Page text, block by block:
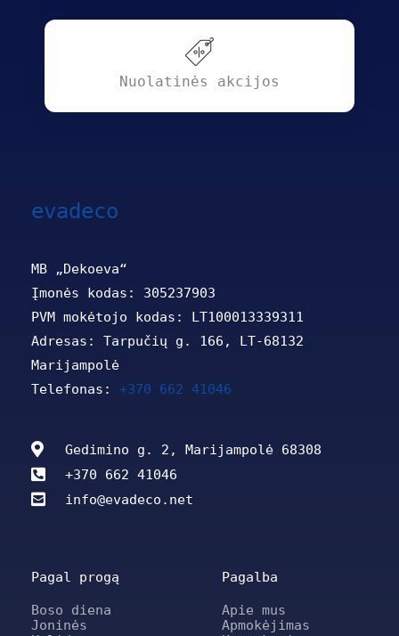
Nuolatinės akcijos
evadeco
MB „Dekoeva“
Įmonės kodas: 305237903
PVM mokėtojo kodas: LT100013339311
Adresas: Tarpučių g. 166, LT-68132
Marijampolė
Telefonas: +370 662 41046
Gedimino g. 2, Marijampolė 68308
+370 662 41046
info@evadeco.net
Pagal progą
Boso diena
Joninės
Pagalba
Apie mus
Apmokėjimas